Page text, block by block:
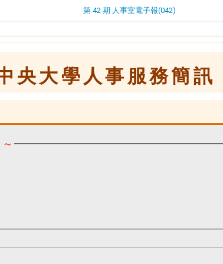
第 42 期 人事室電子報(042)